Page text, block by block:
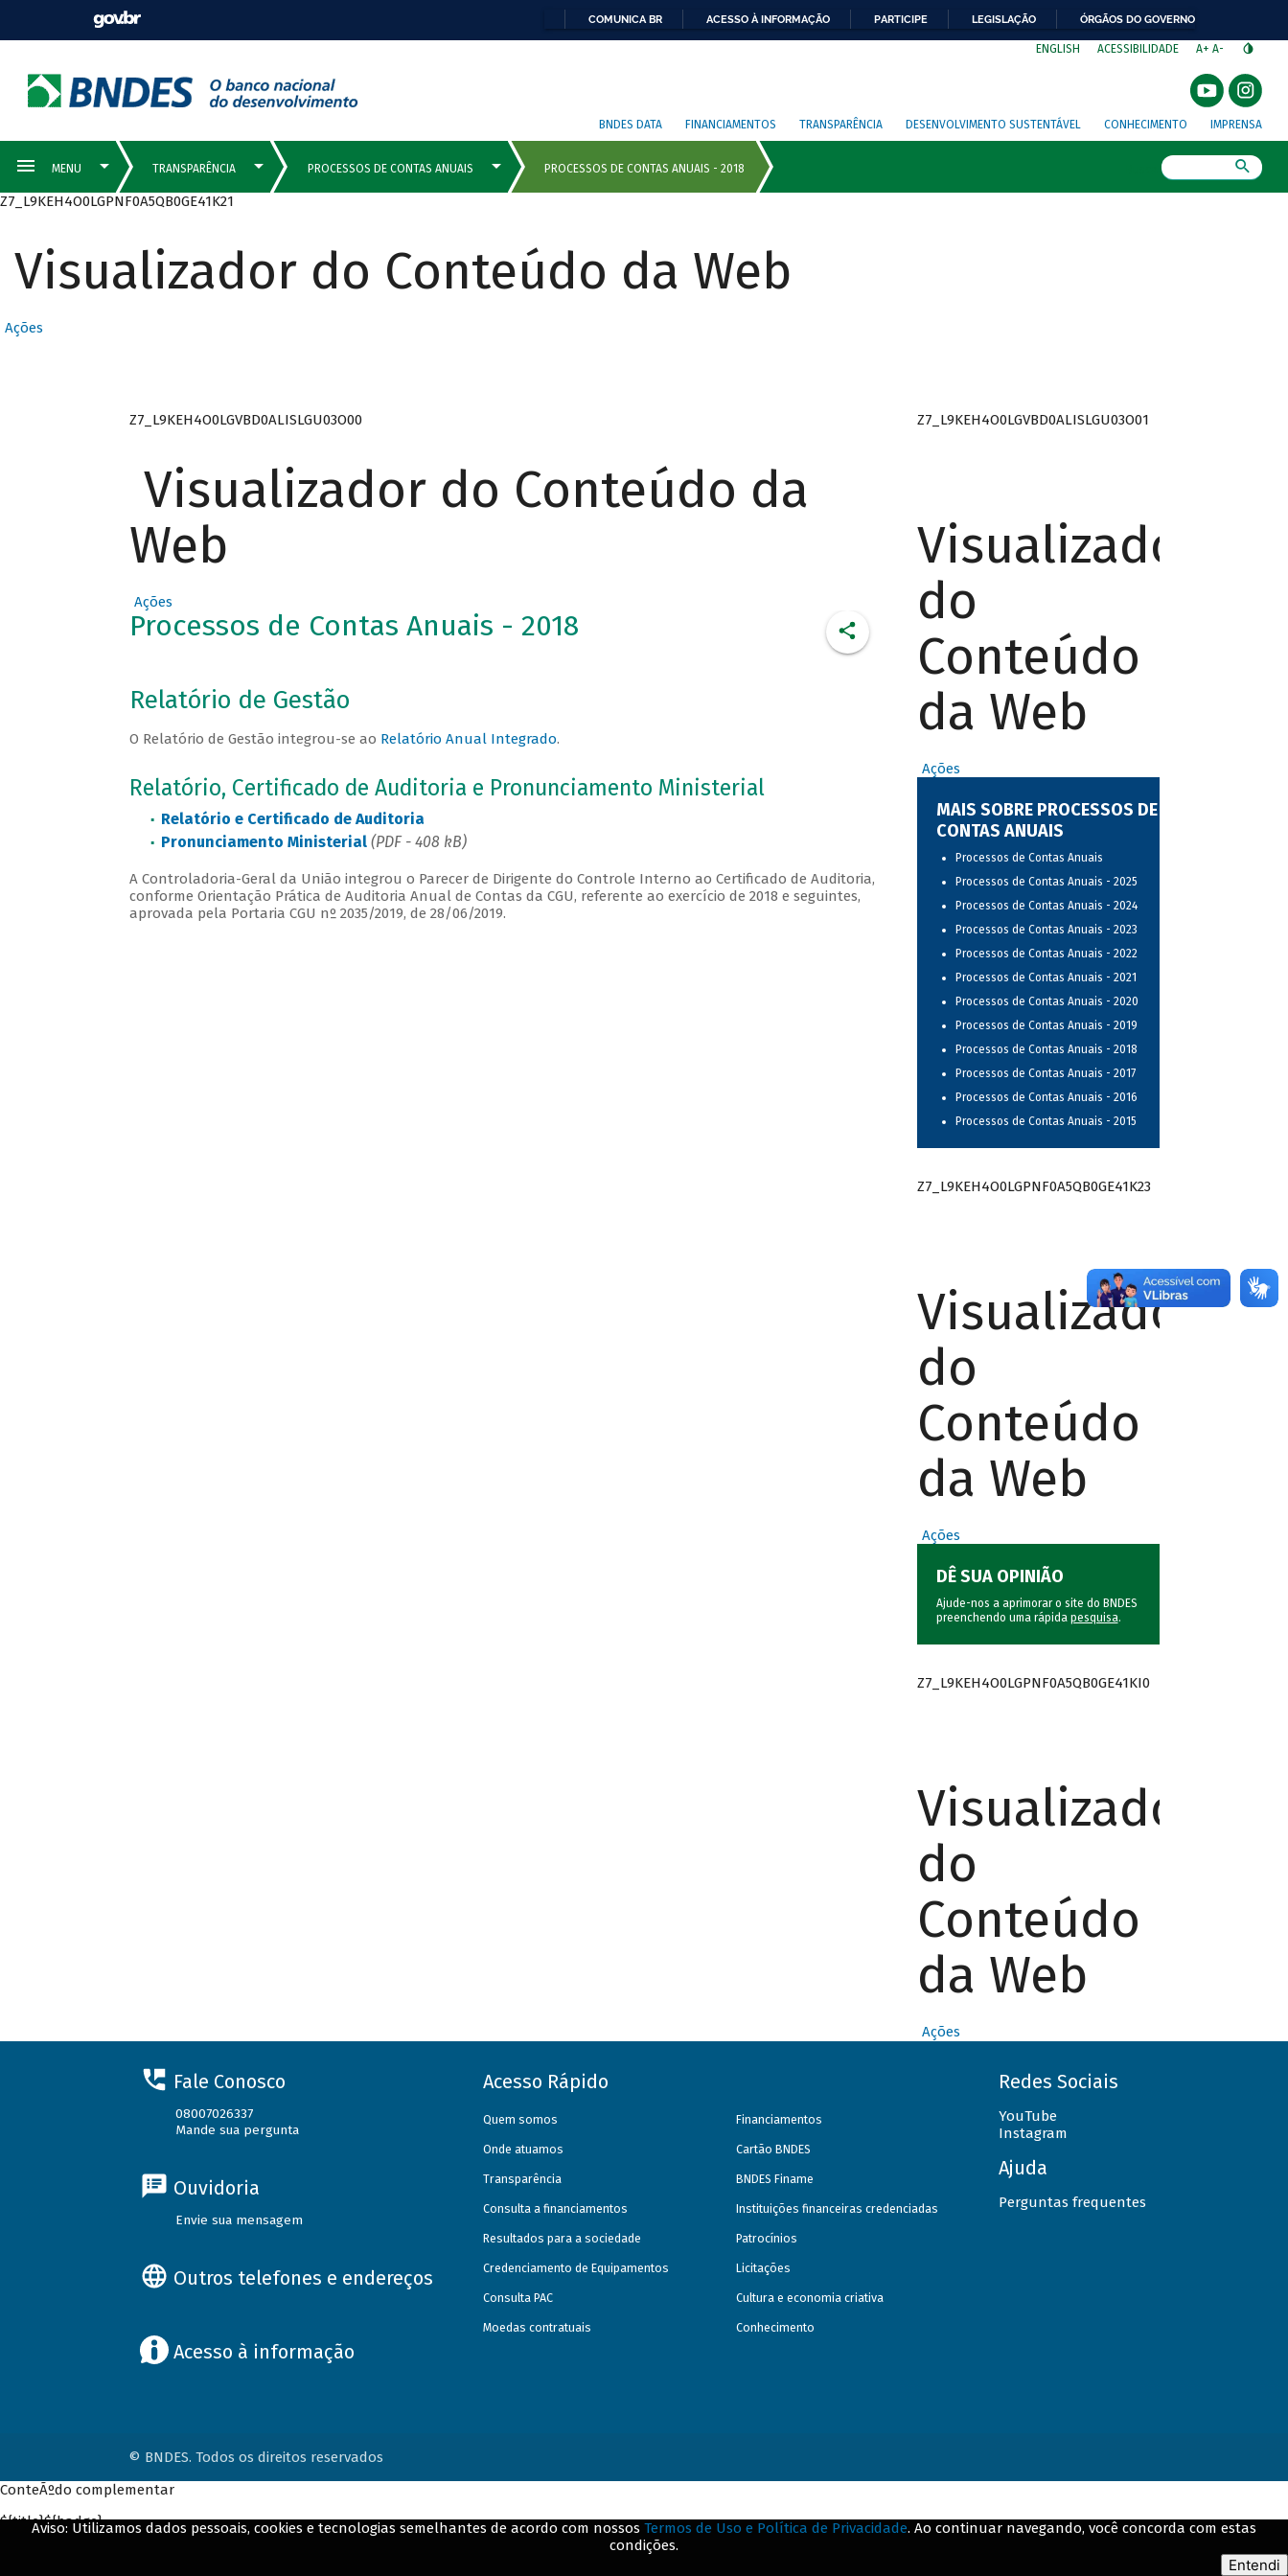
COMUNICA BR ACESSO À INFORMAÇÃO PARTICIPE LEGISLAÇÃO ÓRGÃOS DO GOVERNO
ENGLISH ACESSIBILIDADE A+ A-
BNDES DATA FINANCIAMENTOS TRANSPARÊNCIA DESENVOLVIMENTO SUSTENTÁVEL CONHECIMENTO IMPRENSA
Z7_L9KEH4O0LGPNF0A5QB0GE41K21
Visualizador do Conteúdo da Web
Ações
Z7_L9KEH4O0LGVBD0ALISLGU03O00
Visualizador do Conteúdo da
Web
Ações
Processos de Contas Anuais - 2018
Relatório de Gestão
O Relatório de Gestão integrou-se ao Relatório Anual Integrado.
Relatório, Certificado de Auditoria e Pronunciamento Ministerial
Relatório e Certificado de Auditoria
Pronunciamento Ministerial (PDF - 408 kB)
A Controladoria-Geral da União integrou o Parecer de Dirigente do Controle Interno ao Certificado de Auditoria,
conforme Orientação Prática de Auditoria Anual de Contas da CGU, referente ao exercício de 2018 e seguintes,
aprovada pela Portaria CGU nº 2035/2019, de 28/06/2019.
Z7_L9KEH4O0LGVBD0ALISLGU03O01
Visualizador
do
Conteúdo
da Web
Ações
MAIS SOBRE PROCESSOS DE
CONTAS ANUAIS
Processos de Contas Anuais
Processos de Contas Anuais - 2025
Processos de Contas Anuais - 2024
Processos de Contas Anuais - 2023
Processos de Contas Anuais - 2022
Processos de Contas Anuais - 2021
Processos de Contas Anuais - 2020
Processos de Contas Anuais - 2019
Processos de Contas Anuais - 2018
Processos de Contas Anuais - 2017
Processos de Contas Anuais - 2016
Processos de Contas Anuais - 2015
Z7_L9KEH4O0LGPNF0A5QB0GE41K23
Visualizador
do
Conteúdo
da Web
Ações
DÊ SUA OPINIÃO
Ajude-nos a aprimorar o site do BNDES
preenchendo uma rápida pesquisa.
Z7_L9KEH4O0LGPNF0A5QB0GE41KI0
Visualizador
do
Conteúdo
da Web
Ações
Fale Conosco
08007026337
Mande sua pergunta
Ouvidoria
Envie sua mensagem
Outros telefones e endereços
Acesso à informação
Acesso Rápido
Quem somos
Onde atuamos
Transparência
Consulta a financiamentos
Resultados para a sociedade
Credenciamento de Equipamentos
Consulta PAC
Moedas contratuais
Financiamentos
Cartão BNDES
BNDES Finame
Instituições financeiras credenciadas
Patrocínios
Licitações
Cultura e economia criativa
Conhecimento
Redes Sociais
YouTube
Instagram
Ajuda
Perguntas frequentes
© BNDES. Todos os direitos reservados
Aviso: Utilizamos dados pessoais, cookies e tecnologias semelhantes de acordo com nossos Termos de Uso e Política de Privacidade. Ao continuar navegando, você concorda com estas
condições.
Entendi
ConteÃºdo complementar
${title}${badge}